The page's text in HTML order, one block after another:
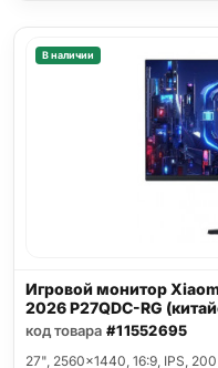
В наличии
Игровой монитор
2026 P27QDC-RG
код товара #11552695
27", 2560x1440, 16:9, IPS,